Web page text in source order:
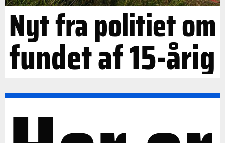
Nyt fra politiet om
fundet af 15-årig